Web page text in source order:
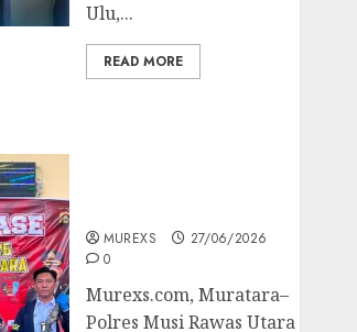
Ulu,...
READ MORE
MUREXS
27/06/2026
0
Murexs.com, Muratara–
Polres Musi Rawas Utara